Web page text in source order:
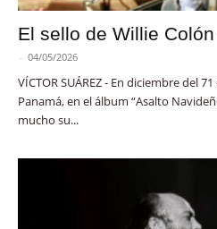
El sello de Willie
- 04/05/2026
VÍCTOR SUÁREZ - En diciembre del
Panamá, en el álbum “Asalto
mucho su...